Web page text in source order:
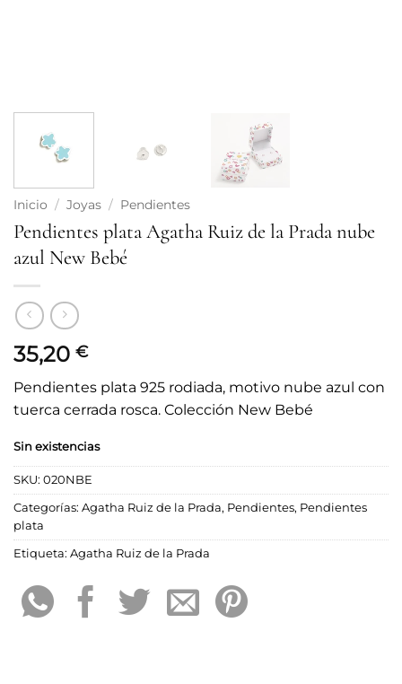
Inicio / Joyas / Pendientes
Pendientes plata Agatha Ruiz de la Prada nube
azul New Bebé
35,20 €
Pendientes plata 925 rodiada, motivo nube azul con
tuerca cerrada rosca. Colección New Bebé
Sin existencias
SKU: 020NBE
Categorías: Agatha Ruiz de la Prada, Pendientes, Pendientes
plata
Etiqueta: Agatha Ruiz de la Prada